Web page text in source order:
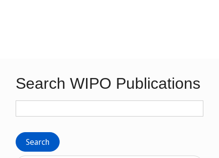
Search WIPO Publications
Search